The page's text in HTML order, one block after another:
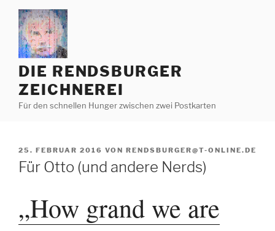
Zum
Inhalt
springen
DIE RENDSBURGER
ZEICHNEREI
Für den schnellen Hunger zwischen zwei Postkarten
VERÖFFENTLICHT
AM
25. FEBRUAR 2016 VON RENDSBURGER@T-ONLINE.DE
Für Otto (und andere Nerds)
„How grand we are